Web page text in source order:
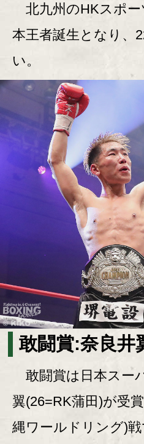
北九州のHKスポー
本王者誕生となり、
い。
敢闘賞:奈良井
敢闘賞は日本スー
翼(26=RK蒲田)が受
縄ワールドリング)